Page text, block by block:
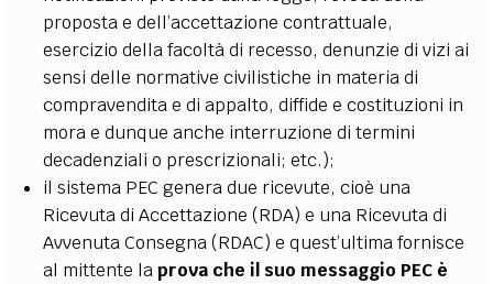
proposta e dell’accettazione contrattuale,
esercizio della facoltà di recesso, denunzie di vizi ai
sensi delle normative civilistiche in materia di
compravendita e di appalto, diffide e costituzioni in
mora e dunque anche interruzione di termini
decadenziali o prescrizionali; etc.);
il sistema PEC genera due ricevute, cioè una
Ricevuta di Accettazione (RDA) e una Ricevuta di
Avvenuta Consegna (RDAC) e quest’ultima fornisce
al mittente laprova che il suo messaggio PEC è